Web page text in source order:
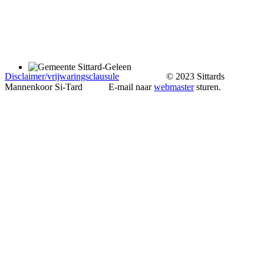
Disclaimer/vrijwaringsclausule © 2023 Sittards
Mannenkoor Si-Tard E-mail naarwebmastersturen.